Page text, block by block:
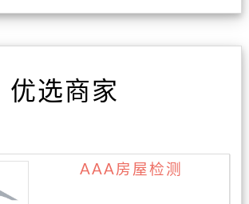
优选商家
AAA房屋检测